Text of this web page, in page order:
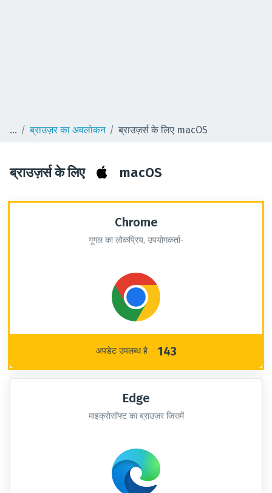
ब्राउज़र का अवलोकन ब्राउज़र्स के लिए macOS
ब्राउज़र्स के लिए macOS
Chrome
गूगल का लोकप्रिय, उपयोगकर्ता-
अपडेट उपलब्ध है 143
Edge
माइक्रोसॉफ्ट का ब्राउज़र जिसमें